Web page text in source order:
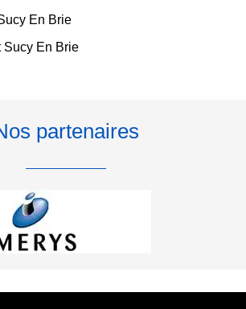
En Brie
Sucy En Brie
partenaires